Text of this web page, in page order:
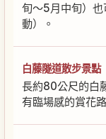
旬～5月中旬）
動）。
白藤隧道散步景點
長約80公尺的白
有臨場感的賞花